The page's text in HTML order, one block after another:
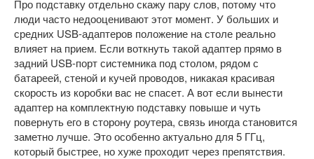
Про подставку отдельно скажу пару слов, потому что
люди часто недооценивают этот момент. У больших и
средних USB-адаптеров положение на столе реально
влияет на прием. Если воткнуть такой адаптер прямо в
задний USB-порт системника под столом, рядом с
батареей, стеной и кучей проводов, никакая красивая
скорость из коробки вас не спасет. А вот если вынести
адаптер на комплектную подставку повыше и чуть
повернуть его в сторону роутера, связь иногда становится
заметно лучше. Это особенно актуально для 5 ГГц,
который быстрее, но хуже проходит через препятствия.